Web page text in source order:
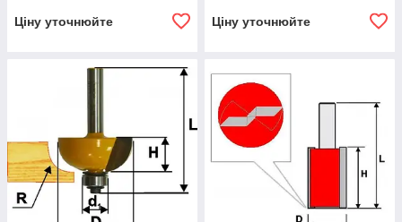
Ціну уточнюйте Ціну уточнюйте